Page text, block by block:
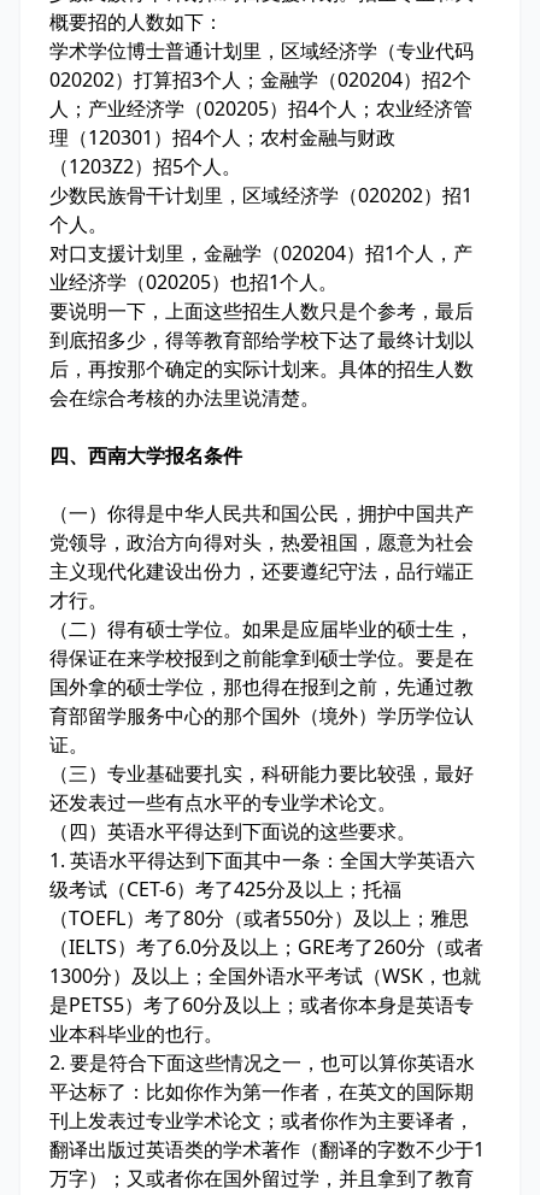
概要招的人数如下：
学术学位博士普通计划里，区域经济学（专业代码
020202）打算招3个人；金融学（020204）招2个
人；产业经济学（020205）招4个人；农业经济管
理（120301）招4个人；农村金融与财政
（1203Z2）招5个人。
少数民族骨干计划里，区域经济学（020202）招1
个人。
对口支援计划里，金融学（020204）招1个人，产
业经济学（020205）也招1个人。
要说明一下，上面这些招生人数只是个参考，最后
到底招多少，得等教育部给学校下达了最终计划以
后，再按那个确定的实际计划来。具体的招生人数
会在综合考核的办法里说清楚。
四、西南大学报名条件
（一）你得是中华人民共和国公民，拥护中国共产
党领导，政治方向得对头，热爱祖国，愿意为社会
主义现代化建设出份力，还要遵纪守法，品行端正
才行。
（二）得有硕士学位。如果是应届毕业的硕士生，
得保证在来学校报到之前能拿到硕士学位。要是在
国外拿的硕士学位，那也得在报到之前，先通过教
育部留学服务中心的那个国外（境外）学历学位认
证。
（三）专业基础要扎实，科研能力要比较强，最好
还发表过一些有点水平的专业学术论文。
（四）英语水平得达到下面说的这些要求。
1. 英语水平得达到下面其中一条：全国大学英语六
级考试（CET-6）考了425分及以上；托福
（TOEFL）考了80分（或者550分）及以上；雅思
（IELTS）考了6.0分及以上；GRE考了260分（或者
1300分）及以上；全国外语水平考试（WSK，也就
是PETS5）考了60分及以上；或者你本身是英语专
业本科毕业的也行。
2. 要是符合下面这些情况之一，也可以算你英语水
平达标了：比如你作为第一作者，在英文的国际期
刊上发表过专业学术论文；或者你作为主要译者，
翻译出版过英语类的学术著作（翻译的字数不少于1
万字）；又或者你在国外留过学，并且拿到了教育